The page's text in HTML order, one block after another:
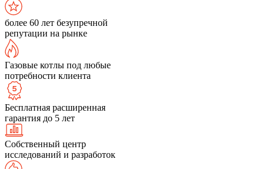
более 60 лет безупречной
репутации на рынке
Газовые котлы под любые
потребности клиента
Бесплатная расширенная
гарантия до 5 лет
Собственный центр
исследований и разработок